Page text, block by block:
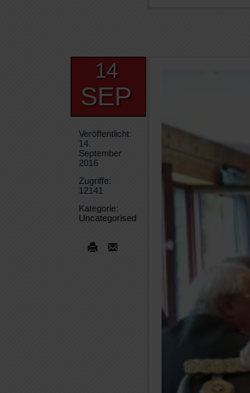
14
SEP
Veröffentlicht:
14.
September
2016
Zugriffe:
12141
Kategorie:
Uncategorised